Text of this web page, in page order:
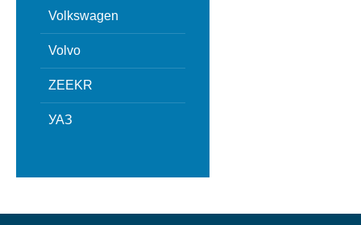
Volkswagen
Volvo
ZEEKR
УАЗ